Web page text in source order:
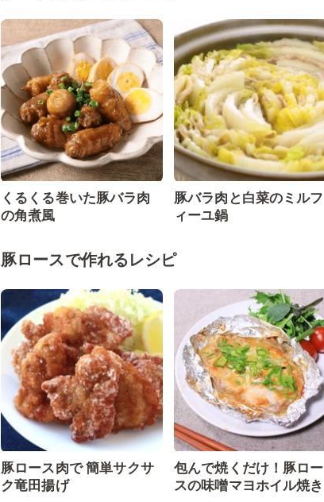
くるくる巻いた豚バラ肉
の角煮風
豚バラ肉と白菜のミルフ
ィーユ鍋
豚ロースで作れるレシピ
豚ロース肉で 簡単サクサ
ク竜田揚げ
包んで焼くだけ！豚ロー
スの味噌マヨホイル焼き